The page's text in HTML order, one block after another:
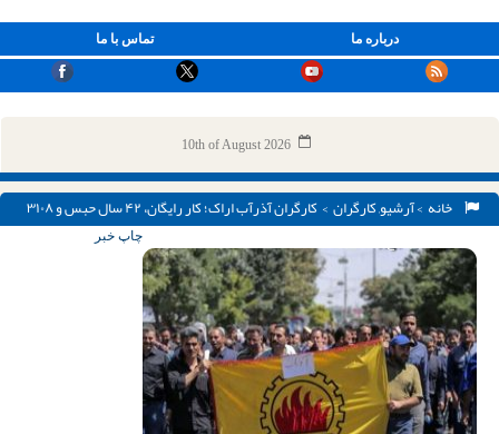
تماس با ما درباره ما
10th of August 2026
خانه >آرشیو,کارگران
> کارگران آذرآب اراک؛ کار رایگان، ۴۲ سال حبس و ۳۱۰۸
چاپ خبر